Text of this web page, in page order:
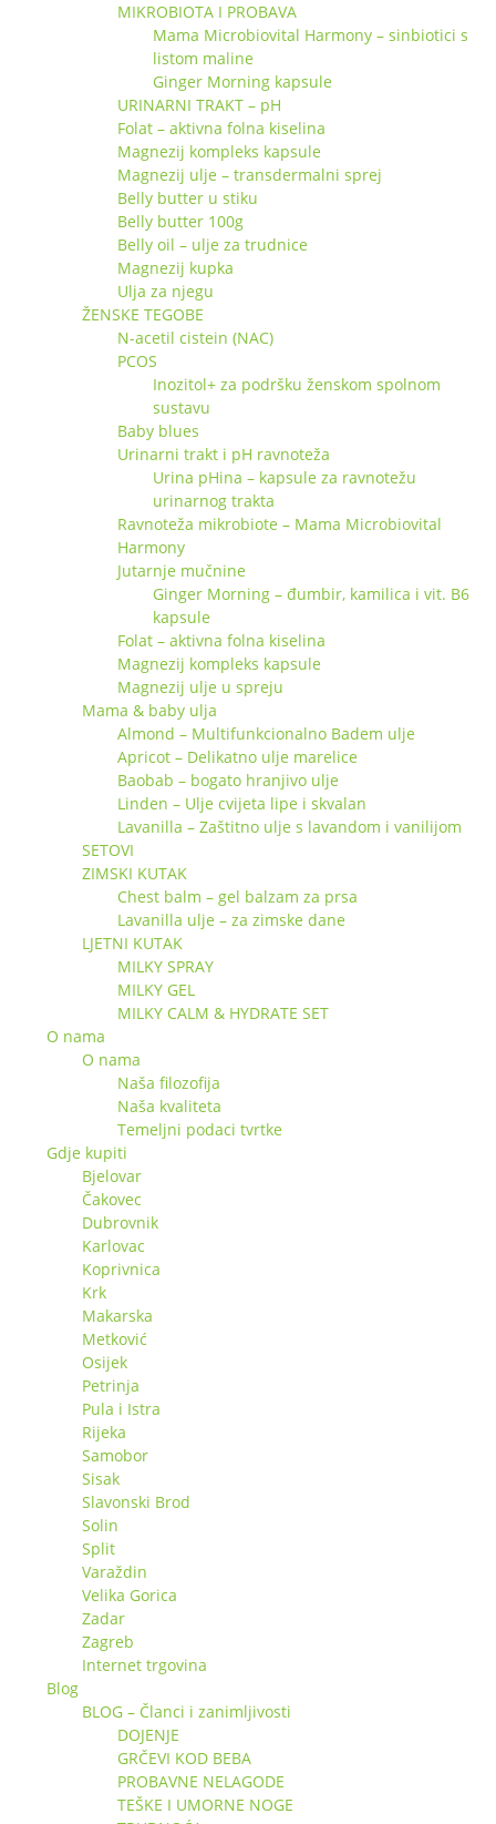
MIKROBIOTA I PROBAVA
Mama Microbiovital Harmony – sinbiotici s
listom maline
Ginger Morning kapsule
URINARNI TRAKT – pH
Folat – aktivna folna kiselina
Magnezij kompleks kapsule
Magnezij ulje – transdermalni sprej
Belly butter u stiku
Belly butter 100g
Belly oil – ulje za trudnice
Magnezij kupka
Ulja za njegu
ŽENSKE TEGOBE
N-acetil cistein (NAC)
PCOS
Inozitol+ za podršku ženskom spolnom
sustavu
Baby blues
Urinarni trakt i pH ravnoteža
Urina pHina – kapsule za ravnotežu
urinarnog trakta
Ravnoteža mikrobiote – Mama Microbiovital
Harmony
Jutarnje mučnine
Ginger Morning – đumbir, kamilica i vit. B6
kapsule
Folat – aktivna folna kiselina
Magnezij kompleks kapsule
Magnezij ulje u spreju
Mama & baby ulja
Almond – Multifunkcionalno Badem ulje
Apricot – Delikatno ulje marelice
Baobab – bogato hranjivo ulje
Linden – Ulje cvijeta lipe i skvalan
Lavanilla – Zaštitno ulje s lavandom i vanilijom
SETOVI
ZIMSKI KUTAK
Chest balm – gel balzam za prsa
Lavanilla ulje – za zimske dane
LJETNI KUTAK
MILKY SPRAY
MILKY GEL
MILKY CALM & HYDRATE SET
O nama
O nama
Naša filozofija
Naša kvaliteta
Temeljni podaci tvrtke
Gdje kupiti
Bjelovar
Čakovec
Dubrovnik
Karlovac
Koprivnica
Krk
Makarska
Metković
Osijek
Petrinja
Pula i Istra
Rijeka
Samobor
Sisak
Slavonski Brod
Solin
Split
Varaždin
Velika Gorica
Zadar
Zagreb
Internet trgovina
Blog
BLOG – Članci i zanimljivosti
DOJENJE
GRČEVI KOD BEBA
PROBAVNE NELAGODE
TEŠKE I UMORNE NOGE